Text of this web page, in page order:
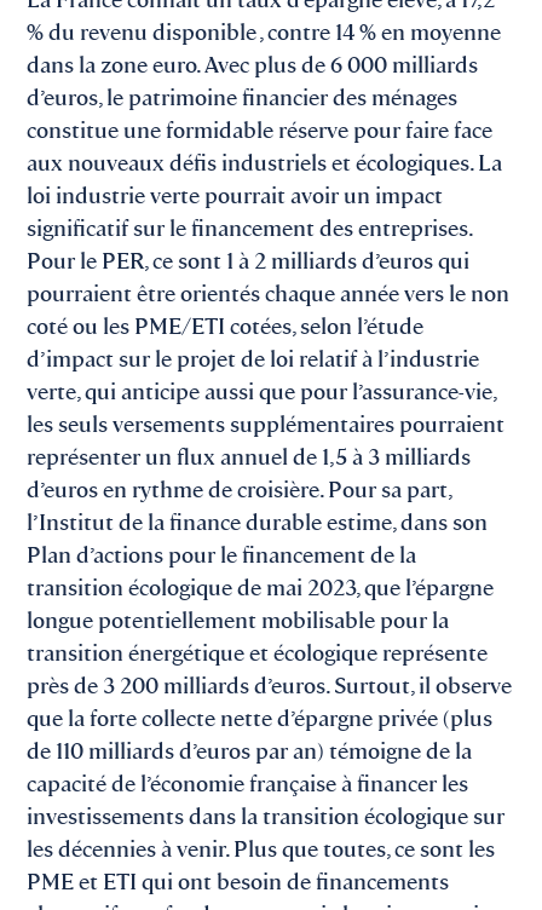
% du revenu disponible , contre 14 % en moyenne
dans la zone euro. Avec plus de 6 000 milliards
d’euros, le patrimoine financier des ménages
constitue une formidable réserve pour faire face
aux nouveaux défis industriels et écologiques. La
loi industrie verte pourrait avoir un impact
significatif sur le financement des entreprises.
Pour le PER, ce sont 1 à 2 milliards d’euros qui
pourraient être orientés chaque année vers le non
coté ou les PME/ETI cotées, selon l’étude
d’impact sur le projet de loi relatif à l’industrie
verte, qui anticipe aussi que pour l’assurance-vie,
les seuls versements supplémentaires pourraient
représenter un flux annuel de 1,5 à 3 milliards
d’euros en rythme de croisière. Pour sa part,
l’Institut de la finance durable estime, dans son
Plan d’actions pour le financement de la
transition écologique de mai 2023, que l’épargne
longue potentiellement mobilisable pour la
transition énergétique et écologique représente
près de 3 200 milliards d’euros. Surtout, il observe
que la forte collecte nette d’épargne privée (plus
de 110 milliards d’euros par an) témoigne de la
capacité de l’économie française à financer les
investissements dans la transition écologique sur
les décennies à venir. Plus que toutes, ce sont les
PME et ETI qui ont besoin de financements